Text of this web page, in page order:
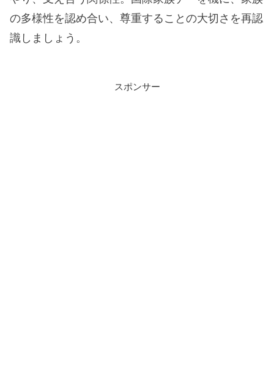
の多様性を認め合い、尊重することの大切さを再認
識しましょう。
スポンサー